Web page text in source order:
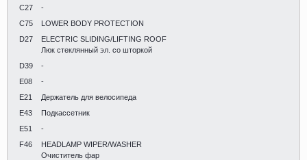
C27
-
C75
LOWER BODY PROTECTION
D27
ELECTRIC SLIDING/LIFTING ROOF
Люк стеклянный эл. со шторкой
D39
-
E08
-
E21
Держатель для велосипеда
E43
Подкассетник
E51
-
F46
HEADLAMP WIPER/WASHER
Очиститель фар